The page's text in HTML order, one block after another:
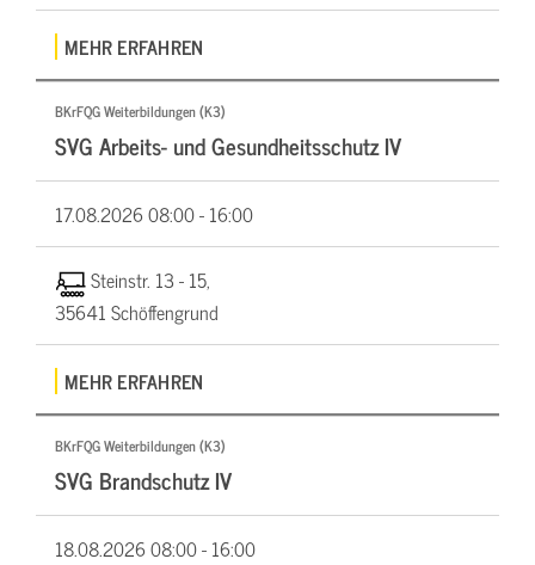
MEHR ERFAHREN
BKrFQG Weiterbildungen (K3)
SVG Arbeits- und Gesundheitsschutz IV
17.08.202608:00 - 16:00
Steinstr. 13 - 15,
35641 Schöffengrund
MEHR ERFAHREN
BKrFQG Weiterbildungen (K3)
SVG Brandschutz IV
18.08.202608:00 - 16:00